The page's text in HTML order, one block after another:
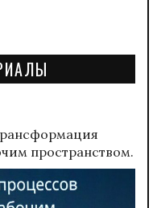
пространством.